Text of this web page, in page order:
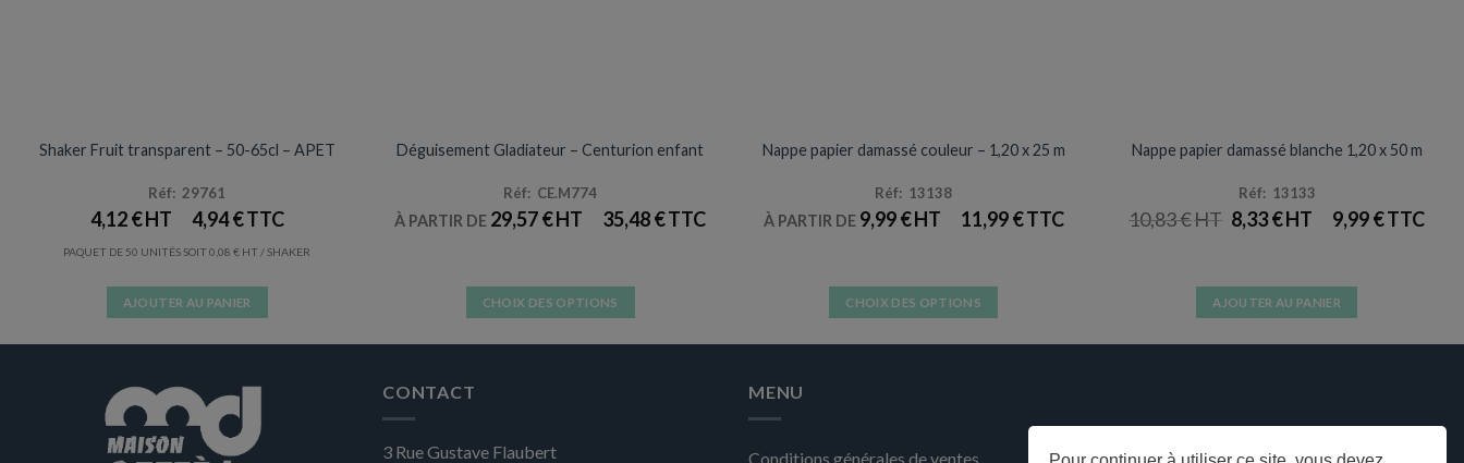
Prix en baisse
Shaker Fruit transparent – 50-65cl – APET
Réf: 29761
4,12€ 4,94€
PAQUET DE 50 UNITÉS SOIT 0,08€ / SHAKER
AJOUTER AU PANIER
Déguisement Gladiateur – Centurion enfant
Réf: CE.M774
À PARTIR DE 29,57€ 35,48€
CHOIX DES OPTIONS
Les
Nappe papier damassé couleur – 1,20 x 25 m
Réf: 13138
À PARTIR DE 9,99€ 11,99€
CHOIX DES OPTIONS
Les
Promotion
Nappe papier damassé blanche 1,20 x 50 m
Réf: 13133
10,83€
LE
PRIX
8,33€
PRIX9,99€
AJOUTER AU PANIER
CONTACT
3 Rue Gustave Flaubert
MENU
Conditions générales de ventes